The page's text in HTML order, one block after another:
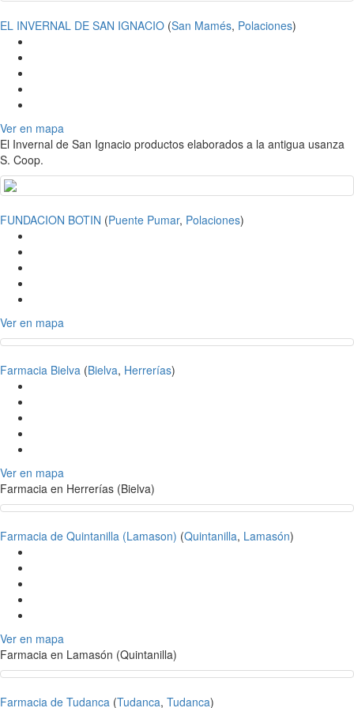
EL INVERNAL DE SAN IGNACIO (San Mamés, Polaciones)
Ver en mapa
El Invernal de San Ignacio productos elaborados a la antigua usanza
S. Coop.
FUNDACION BOTIN (Puente Pumar, Polaciones)
Ver en mapa
Farmacia Bielva (Bielva, Herrerías)
Ver en mapa
Farmacia en Herrerías (Bielva)
Farmacia de Quintanilla (Lamason) (Quintanilla, Lamasón)
Ver en mapa
Farmacia en Lamasón (Quintanilla)
Farmacia de Tudanca (Tudanca, Tudanca)